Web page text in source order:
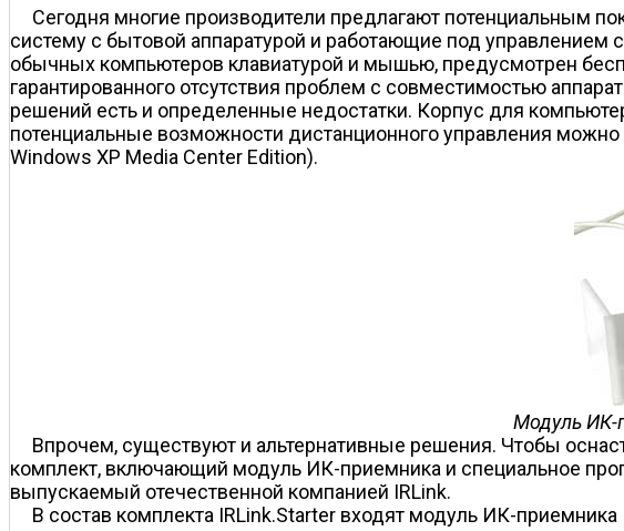
Сегодня многие производители предлагают потенциальным
систему с бытовой аппаратурой и работающие под управлением
обычных компьютеров клавиатурой и мышью, предусмотрен
гарантированного отсутствия проблем с совместимостью
решений есть и определенные недостатки. Корпус для
потенциальные возможности дистанционного управления
Windows XP Media Center Edition).
Модуль ИК-
Впрочем, существуют и альтернативные решения. Чтобы
комплект, включающий модуль ИК-приемника и специальное
выпускаемый отечественной компанией IRLink.
В состав комплекта IRLink.Starter входят модуль ИК-